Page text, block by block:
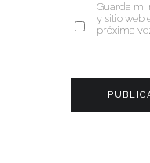
Guarda mi
y sitio web
próxima